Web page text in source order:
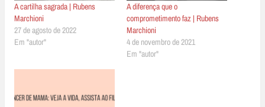
A cartilha sagrada | Rubens
Marchioni
27 de agosto de 2022
Em "autor"
A diferença que o
comprometimento faz | Rubens
Marchioni
4 de novembro de 2021
Em "autor"